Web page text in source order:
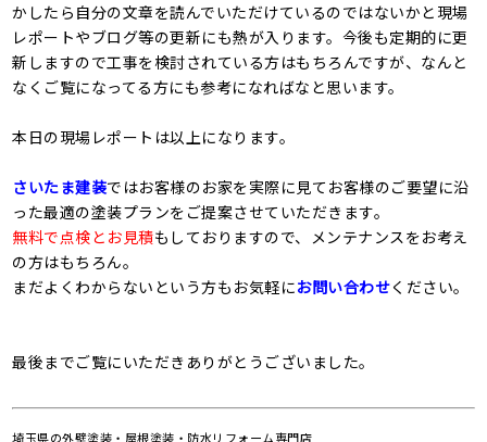
かしたら自分の文章を読んでいただけているのではないかと現場
レポートやブログ等の更新にも熱が入ります。今後も定期的に更
新しますので工事を検討されている方はもちろんですが、なんと
なくご覧になってる方にも参考になればなと思います。
本日の現場レポートは以上になります。
さいたま建装ではお客様のお家を実際に見てお客様のご要望に沿
った最適の塗装プランをご提案させていただきます。
無料で点検とお見積もしておりますので、メンテナンスをお考え
の方はもちろん。
まだよくわからないという方もお気軽にお問い合わせください。
最後までご覧にいただきありがとうございました。
埼玉県の外壁塗装・屋根塗装・防水リフォーム専門店